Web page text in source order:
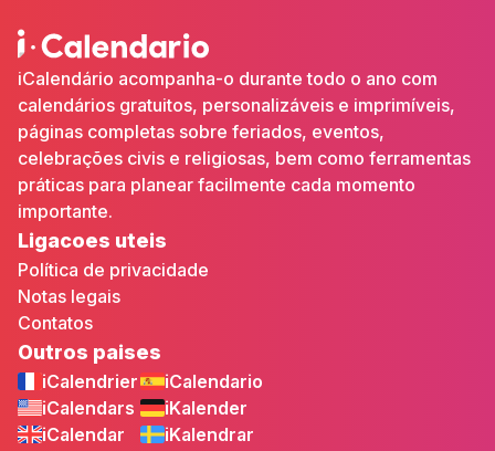
iCalendário acompanha-o durante todo o ano com
calendários gratuitos, personalizáveis e imprimíveis,
páginas completas sobre feriados, eventos,
celebrações civis e religiosas, bem como ferramentas
práticas para planear facilmente cada momento
importante.
Ligacoes uteis
Política de privacidade
Notas legais
Contatos
Outros paises
iCalendrier
iCalendars
iCalendar
iCalendario
iKalender
iKalendrar